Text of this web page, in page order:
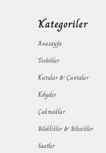
Kategoriler
Anasayfa
Tesbihler
Kutular & Çantalar
Kolyeler
Çakmaklar
Bileklikler & Bilezikler
Saatler